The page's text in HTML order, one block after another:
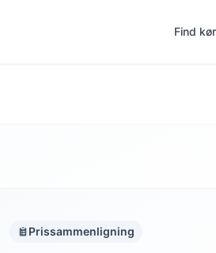
Find
Prissammenligning